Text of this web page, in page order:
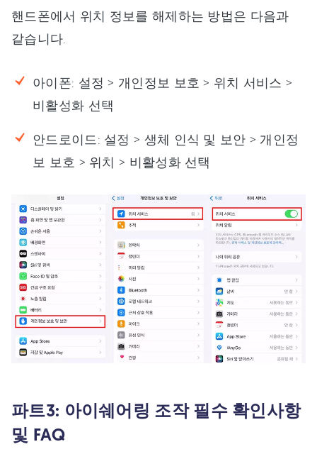
핸드폰에서 위치 정보를 해제하는 방법은 다음과
같습니다.
아이폰: 설정 > 개인정보 보호 > 위치 서비스 >
비활성화 선택
안드로이드: 설정 > 생체 인식 및 보안 > 개인정
보 보호 > 위치 > 비활성화 선택
파트3: 아이쉐어링 조작 필수 확인사항
및 FAQ